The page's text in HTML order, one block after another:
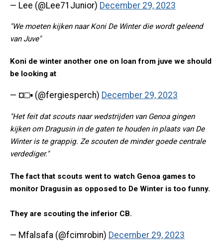
— Lee (@Lee71Junior) December 29, 2023
"We moeten kijken naar Koni De Winter die wordt geleend
van Juve"
Koni de winter another one on loan from juve we should
be looking at
— ¤□▪︎ (@fergiesperch) December 29, 2023
"Het feit dat scouts naar wedstrijden van Genoa gingen
kijken om Dragusin in de gaten te houden in plaats van De
Winter is te grappig. Ze scouten de minder goede centrale
verdediger."
The fact that scouts went to watch Genoa games to
monitor Dragusin as opposed to De Winter is too funny.
They are scouting the inferior CB.
— Mfalsafa (@fcimrobin) December 29, 2023